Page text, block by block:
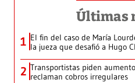
Últimas
1 El fin del caso de María
la jueza que desafió a Hugo
2 Transportistas piden
reclaman cobros irregulares